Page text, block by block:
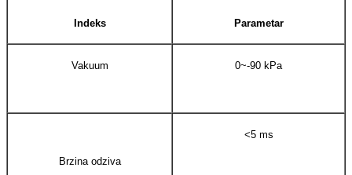
Indeks Parametar
Vakuum 0~-90 kPa
Brzina odziva
<5 ms